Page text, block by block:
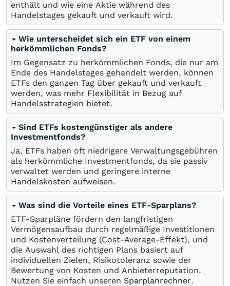
enthält und wie eine Aktie während des
Handelstages gekauft und verkauft wird.
Wie unterscheidet sich ein ETF von einem
herkömmlichen Fonds?
Im Gegensatz zu herkömmlichen Fonds, die nur am
Ende des Handelstages gehandelt werden, können
ETFs den ganzen Tag über gekauft und verkauft
werden, was mehr Flexibilität in Bezug auf
Handelsstrategien bietet.
Sind ETFs kostengünstiger als andere
Investmentfonds?
Ja, ETFs haben oft niedrigere Verwaltungsgebühren
als herkömmliche Investmentfonds, da sie passiv
verwaltet werden und geringere interne
Handelskosten aufweisen.
Was sind die Vorteile eines ETF-Sparplans?
ETF-Sparpläne fördern den langfristigen
Vermögensaufbau durch regelmäßige Investitionen
und Kostenverteilung (Cost-Average-Effekt), und
die Auswahl des richtigen Plans basiert auf
individuellen Zielen, Risikotoleranz sowie der
Bewertung von Kosten und Anbieterreputation.
Nutzen Sie einfach unseren Sparplanrechner.